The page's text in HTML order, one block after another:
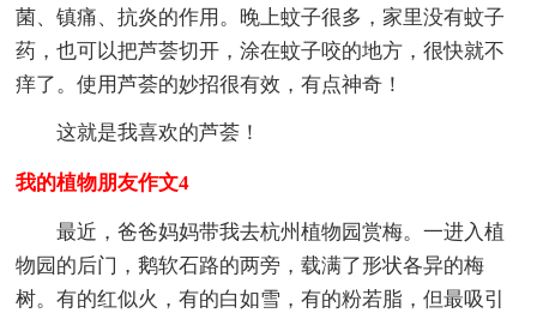
菌、镇痛、抗炎的作用。晚上蚊子很多，家里没有蚊子
药，也可以把芦荟切开，涂在蚊子咬的地方，很快就不
痒了。使用芦荟的妙招很有效，有点神奇！
这就是我喜欢的芦荟！
我的植物朋友作文4
最近，爸爸妈妈带我去杭州植物园赏梅。一进入植
物园的后门，鹅软石路的两旁，载满了形状各异的梅
树。有的红似火，有的白如雪，有的粉若脂，但最吸引